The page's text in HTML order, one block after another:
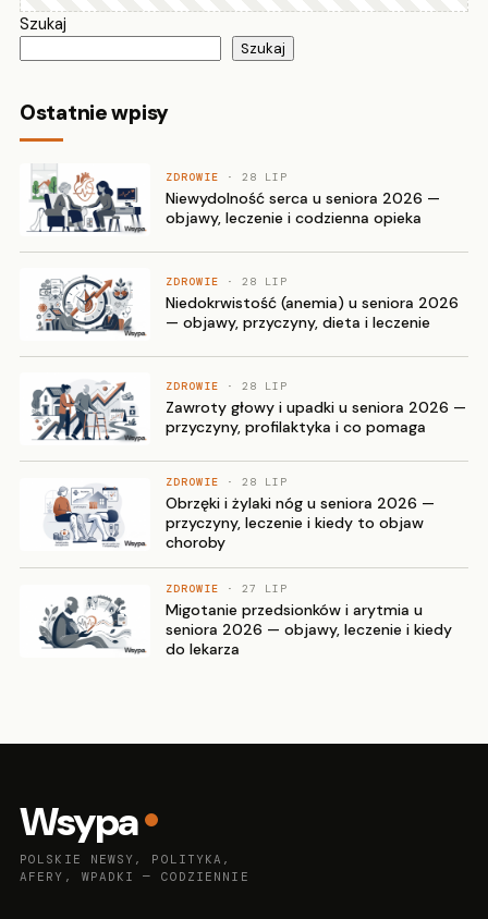
Szukaj
Szukaj
Ostatnie wpisy
ZDROWIE · 28 LIP
Niewydolność serca u seniora 2026 —
objawy, leczenie i codzienna opieka
ZDROWIE · 28 LIP
Niedokrwistość (anemia) u seniora 2026
— objawy, przyczyny, dieta i leczenie
ZDROWIE · 28 LIP
Zawroty głowy i upadki u seniora 2026 —
przyczyny, profilaktyka i co pomaga
ZDROWIE · 28 LIP
Obrzęki i żylaki nóg u seniora 2026 —
przyczyny, leczenie i kiedy to objaw
choroby
ZDROWIE · 27 LIP
Migotanie przedsionków i arytmia u
seniora 2026 — objawy, leczenie i kiedy
do lekarza
Wsypa
POLSKIE NEWSY, POLITYKA,
AFERY, WPADKI — CODZIENNIE